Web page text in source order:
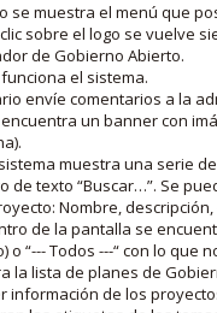
se muestra el menú que
sobre el logo se vuelve
de Gobierno Abierto.
el sistema.
envíe comentarios a la
un banner con
muestra una serie
de texto “Buscar…”. Se
Nombre,
de la pantalla se
o “--- Todos ---“ con lo
la lista de planes de
información de los